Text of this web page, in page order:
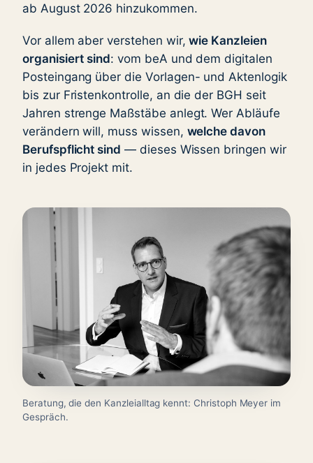
ab August 2026 hinzukommen.
Vor allem aber verstehen wir,wie Kanzleien
organisiert sind: vom beA und dem digitalen
Posteingang über die Vorlagen- und Aktenlogik
bis zur Fristenkontrolle, an die der BGH seit
Jahren strenge Maßstäbe anlegt. Wer Abläufe
verändern will, muss wissen, welche davon
Berufspflicht sind — dieses Wissen bringen wir
in jedes Projekt mit.
Beratung, die den Kanzleialltag kennt: Christoph Meyer im
Gespräch.